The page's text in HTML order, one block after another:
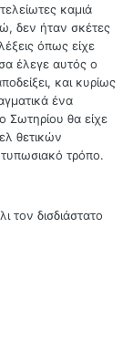
καμιά
δεν ήταν σκέτες
όπως είχε
έλεγε αυτός ο
και κυρίως
ένα
Σωτηρίου θα είχε
θετικών
τρόπο.
τον δισδιάστατο